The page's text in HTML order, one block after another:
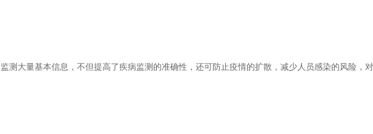
大量基本信息，不但提高了疾病监测的准确性，还可防止疫情的扩散，减少人员感染的风险，